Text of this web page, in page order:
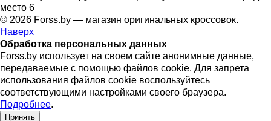
место 6
© 2026 Forss.by — магазин оригинальных кроссовок.
Наверх
Обработка персональных данных
Forss.by использует на своем сайте анонимные данные,
передаваемые с помощью файлов cookie. Для запрета
использования файлов cookie воспользуйтесь
соответствующими настройками своего браузера.
Подробнее.
Принять